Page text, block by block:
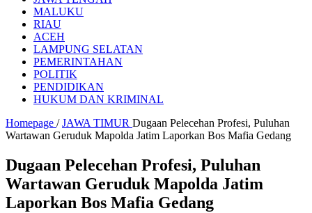
MALUKU
RIAU
ACEH
LAMPUNG SELATAN
PEMERINTAHAN
POLITIK
PENDIDIKAN
HUKUM DAN KRIMINAL
Homepage / JAWA TIMUR Dugaan Pelecehan Profesi, Puluhan
Wartawan Geruduk Mapolda Jatim Laporkan Bos Mafia Gedang
Dugaan Pelecehan Profesi, Puluhan
Wartawan Geruduk Mapolda Jatim
Laporkan Bos Mafia Gedang